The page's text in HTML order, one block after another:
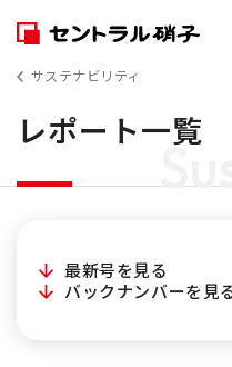
サステナビリティ
レポート一覧
最新号を見る
バックナンバーを見